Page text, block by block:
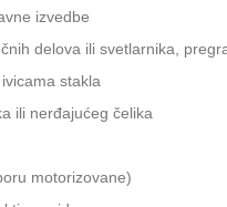
izvedbe
delova ili svetlarnika,
stakla
ili nerđajućeg čelika
motorizovane)